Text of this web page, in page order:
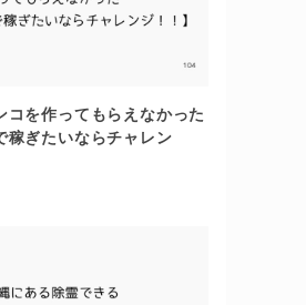
コを作ってもらえなかった
稼ぎたいならチャレン